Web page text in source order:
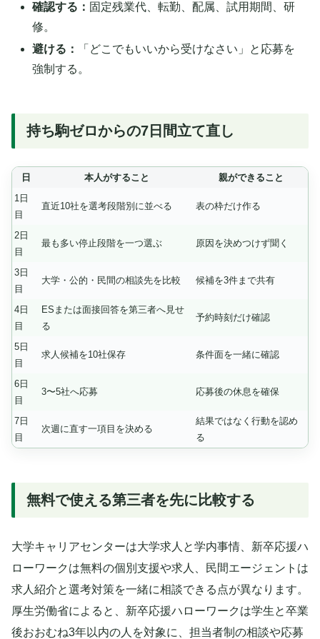
確認する： 固定残業代、転勤、配属、試用期間、研
修。
避ける：
「どこでもいいから受けなさい」と応募を
強制する。
持ち駒ゼロからの7日間立て直し
日 本人がすること
親ができること
1日
目
直近10社を選考段階別に並べる 表の枠だけ作る
2日
目
最も多い停止段階を一つ選ぶ 原因を決めつけず聞く
3日
目
大学・公的・民間の相談先を比較 候補を3件まで共有
4日
目
ESまたは面接回答を第三者へ見せ
る
予約時刻だけ確認
5日
目
求人候補を10社保存 条件面を一緒に確認
6日
目
3〜5社へ応募 応募後の休息を確保
7日
目
次週に直す一項目を決める
結果ではなく行動を認め
る
無料で使える第三者を先に比較する
大学キャリアセンターは大学求人と学内事情、新卒応援ハ
ローワークは無料の個別支援や求人、民間エージェントは
求人紹介と選考対策を一緒に相談できる点が異なります。
厚生労働省によると、新卒応援ハローワークは学生と卒業
後おおむね3年以内の人を対象に、担当者制の相談や応募